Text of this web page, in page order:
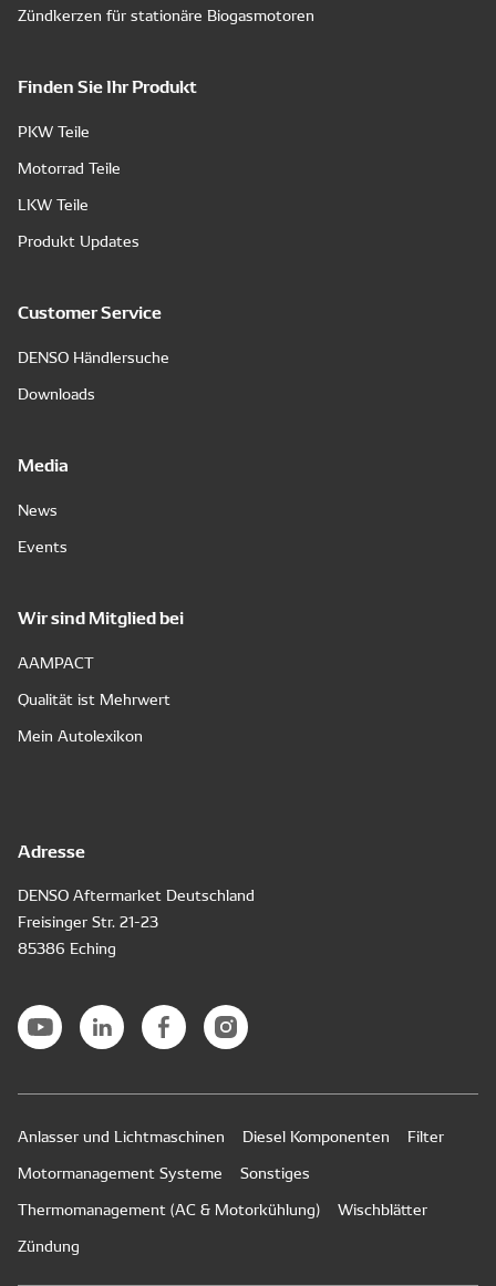
Zündkerzen für stationäre Biogasmotoren
Finden Sie Ihr Produkt
PKW Teile
Motorrad Teile
LKW Teile
Produkt Updates
Customer Service
DENSO Händlersuche
Downloads
Media
News
Events
Wir sind Mitglied bei
AAMPACT
Qualität ist Mehrwert
Mein Autolexikon
Adresse
DENSO Aftermarket Deutschland
Freisinger Str. 21-23
85386 Eching
Anlasser und Lichtmaschinen Diesel Komponenten
Filter
Motormanagement Systeme
Sonstiges
Thermomanagement (AC & Motorkühlung)
Wischblätter
Zündung